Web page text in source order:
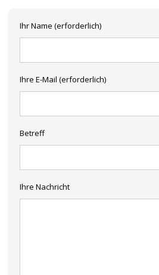
Ihr Name (erforderlich)
Ihre E-Mail (erforderlich)
Betreff
Ihre Nachricht